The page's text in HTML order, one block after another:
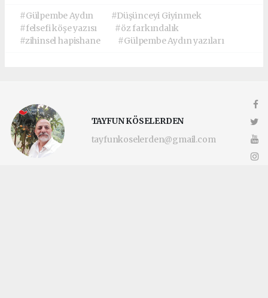
#Gülpembe Aydın
#Düşünceyi Giyinmek
#felsefi köşe yazısı
#öz farkındalık
#zihinsel hapishane
#Gülpembe Aydın yazıları
TAYFUN KÖSELERDEN
tayfunkoselerden@gmail.com